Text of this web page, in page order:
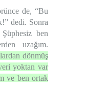
de, “Bu
dedi. Sonra
ben
uzağım.
dönmüş
yoktan var
ve ben ortak